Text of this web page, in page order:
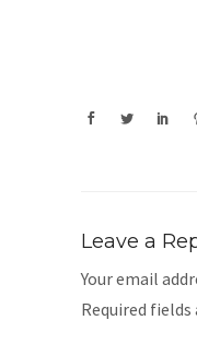
Leave a
Your email
Required fields